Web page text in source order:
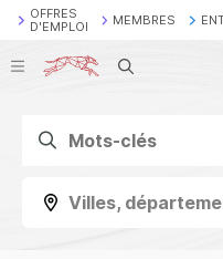
OFFRES
D'EMPLOI
MEMBRES
Recherche
Villes,